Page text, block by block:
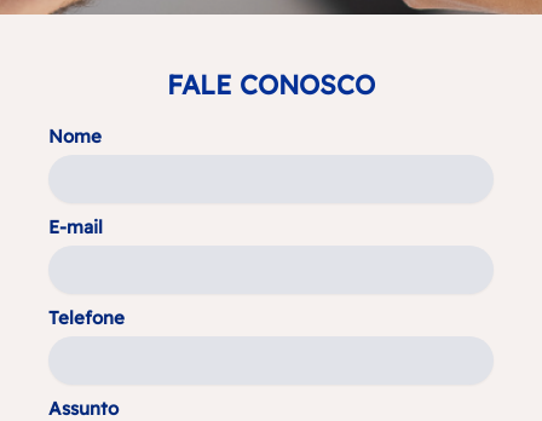
FALE CONOSCO
Nome
E-mail
Telefone
Assunto